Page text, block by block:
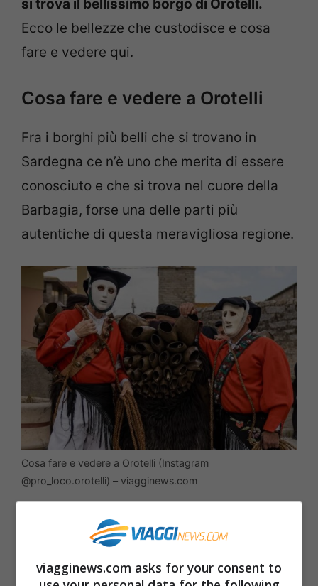
si trova il bellissimo borgo di Orotelli.
Ecco le bellezze che custodisce e cosa
fare e vedere qui.
Cosa fare e vedere a Orotelli
Fra i borghi più belli che si trovano in
Sardegna ce n’è uno che merita di essere
conosciuto e che si trova nel cuore della
Barbagia, forse una delle parti più
autentiche di questa meravigliosa regione.
Cosa fare e vedere a Orotelli (Instagram
@pro_loco.orotelli) – viagginews.com
Si tratta di Orotelli, un borgo che si trova
su un’altura nella parte meridionale della
catena del Marghine.Caratterizzato dalla
viagginews.com asks for your consent to